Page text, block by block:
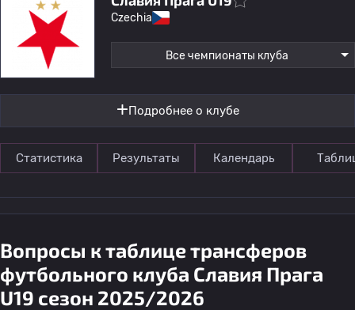
Czechia
Все чемпионаты клуба
Подробнее о клубе
Статистика Результаты Календарь
Вопросы к таблице трансферов
футбольного клуба Славия Прага
U19 сезон 2025/2026